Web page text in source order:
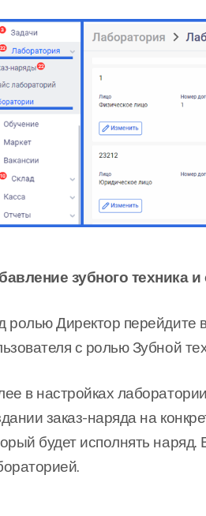
зубного техника
ролью Директор перейдите
с ролью Зубной
в настройках
заказ-наряда на
будет исполнять